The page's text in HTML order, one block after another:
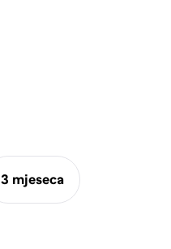
3 mjeseca